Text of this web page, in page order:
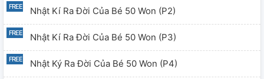
Nhật Kí Ra Đời Của Bé 50 Won (p2)
Nhật Kí Ra Đời Của Bé 50 Won (p3)
Nhật Ký Ra Đời Của Bé 50 Won (p4)